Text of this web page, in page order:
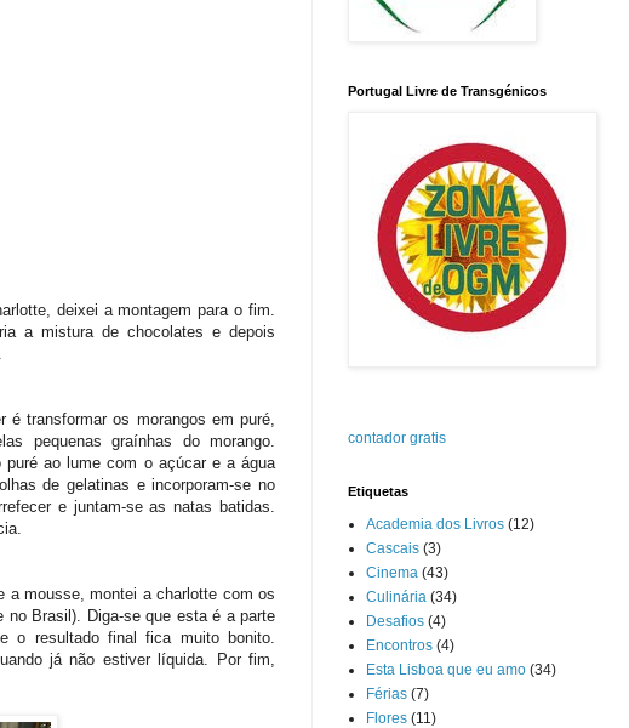
deixei a montagem para o fim.
a mistura de chocolates e depois
é transformar os morangos em puré,
pequenas graínhas do morango.
ao lume com o açúcar e a água
de gelatinas e incorporam-se no
e juntam-se as natas batidas.
a mousse, montei a charlotte com os
no Brasil). Diga-se que esta é a parte
o resultado final fica muito bonito.
já não estiver líquida. Por fim,
Portugal Livre de Transgénicos
contador gratis
Etiquetas
Academia dos Livros (12)
Cascais (3)
Cinema (43)
Culinária (34)
Desafios (4)
Encontros (4)
Esta Lisboa que eu amo (34)
Férias (7)
Flores (11)